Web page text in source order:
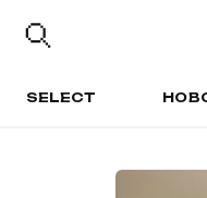
SELECT